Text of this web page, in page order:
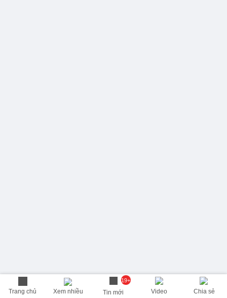
Trang chủ Xem nhiều
19+
Tin mới Video Chia sẻ